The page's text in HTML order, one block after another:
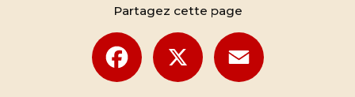
Partagez cette page
Facebook